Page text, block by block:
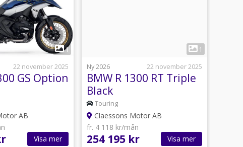
1
22 november 2025
GS Option
AB
Visa mer
1
Ny 2026
22 november 2025
BMW R 1300 RT Triple
Black
Touring
Claessons Motor AB
fr. 4 118 kr/mån
254 195 kr Visa mer